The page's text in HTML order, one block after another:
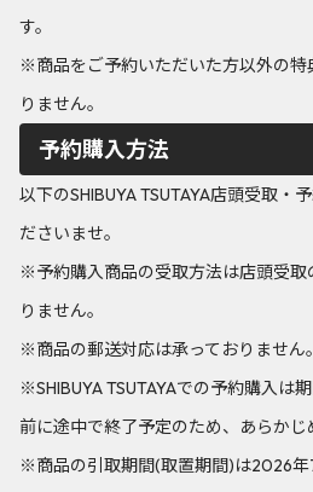
す。
※商品をご予約いただいた方以外の特
りません。
予約購入方法
以下のSHIBUYA TSUTAYA店頭受取・
ださいませ。
※予約購入商品の受取方法は店頭受取
りません。
※商品の郵送対応は承っておりません。
※SHIBUYA TSUTAYAでの予約購入は
前に途中で終了予定のため、あらかじ
※商品の引取期間(取置期間)は2026年